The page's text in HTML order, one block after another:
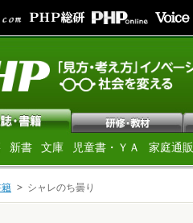
新書 文庫 児童書・ＹＡ 家庭通販
シャレのち曇り